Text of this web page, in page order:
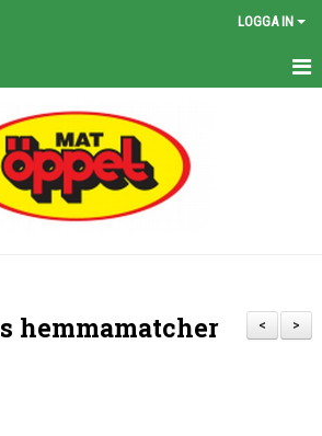
LOGGA IN
>
<
hemmamatcher